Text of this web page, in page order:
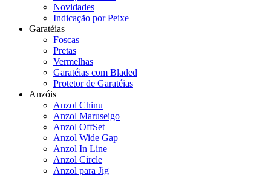
Novidades
Indicação por Peixe
Garatéias
Foscas
Pretas
Vermelhas
Garatéias com Bladed
Protetor de Garatéias
Anzóis
Anzol Chinu
Anzol Maruseigo
Anzol OffSet
Anzol Wide Gap
Anzol In Line
Anzol Circle
Anzol para Jig